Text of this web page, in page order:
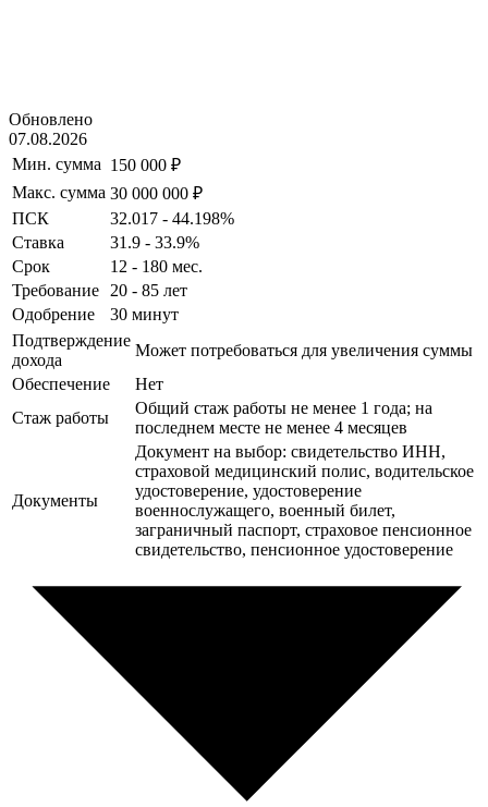
Обновлено
07.08.2026
Мин. сумма 150 000 ₽
Макс. сумма 30 000 000 ₽
ПСК
32.017 - 44.198%
Ставка
31.9 - 33.9%
Срок
12 - 180 мес.
Требование
20 - 85 лет
Одобрение
30 минут
Подтверждение
дохода
Может потребоваться для увеличения суммы
Обеспечение
Нет
Стаж работы
Общий стаж работы не менее 1 года; на
последнем месте не менее 4 месяцев
Документы
Документ на выбор: свидетельство ИНН,
страховой медицинский полис, водительское
удостоверение, удостоверение
военнослужащего, военный билет,
заграничный паспорт, страховое пенсионное
свидетельство, пенсионное удостоверение